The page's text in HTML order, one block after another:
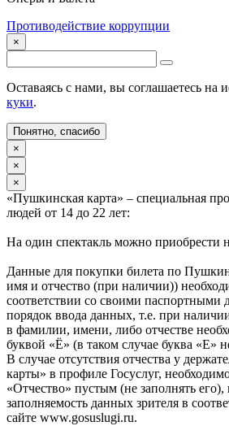
Противодействие коррупции
×
Оставаясь с нами, вы соглашаетесь на
куки.
Понятно, спасибо
×
×
×
«Пушкинская карта» – специальная
людей от 14 до 22 лет:
На один спектакль можно приобрести
Данные для покупки билета по
имя и отчество (при наличии))
соответствии со своими
порядок ввода данных, т.е. при
в фамилии, имени, либо отчестве
буквой «Ё» (в таком случае буква «Е»
В случае отсутствия отчества у
карты» в профиле Госуслуг,
«Отчество» пустым (не заполнять его),
заполняемость данных зрителя в
сайте www.gosuslugi.ru.